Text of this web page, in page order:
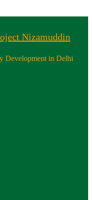
Nizamuddin
Development in Delhi